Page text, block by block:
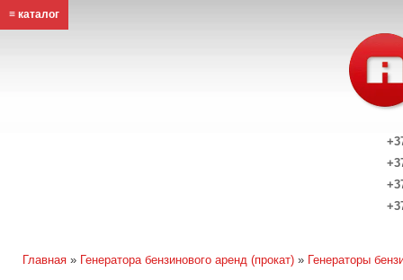
≡ каталог
Главная » Генератора бензинового аренд (прокат) » Генераторы